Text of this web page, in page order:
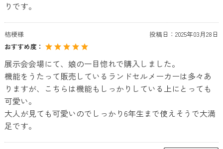
りです。
桔梗様 投稿日： 2025年03月28日
おすすめ度：
展示会会場にて、娘の一目惚れで購入しました。
機能をうたって販売しているランドセルメーカーは多々あ
りますが、こちらは機能もしっかりしている上にとっても
可愛い。
大人が見ても可愛いのでしっかり6年生まで使えそうで大満
足です。